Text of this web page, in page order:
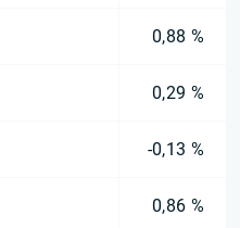
0,88 %
0,29 %
-0,13 %
0,86 %